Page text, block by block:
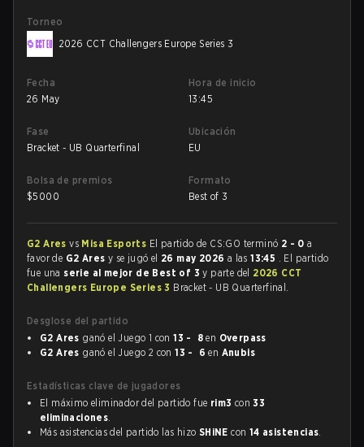
Torneo
2026 CCT Challengers Europe Series 3
Fecha
26 May
Hora de inicio
13:45
Fase
Bracket - UB Quarterfinal
Ubicación
EU
Bolsa de premios
$5000
Formato
Best of 3
G2 Aresvs Misa Esports El partido de CS:GO terminó 2 - 0 a
favor de G2 Ares y se jugó el 26 may 2026 a las13:45 . El partido
fue una serie al mejor de Best of 3y parte del 2026 CCT
Challengers Europe Series 3 Bracket - UB Quarterfinal.
Desglose del partido
G2 Ares ganó el Juego 1 con13 - 8 en Overpass
G2 Ares ganó el Juego 2 con13 - 6 en Anubis
Estadísticas clave de jugadores
El máximo eliminador del partido fue rim3 con33
eliminaciones.
Más asistencias del partido las hizo SHiNE con 14 asistencias.